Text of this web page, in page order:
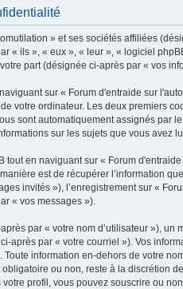
» et ses sociétés affiliées
« ils », « eux », « leur », « logiciel
part (désignée ci-après par « vos
sur « Forum d'entraide sur
votre ordinateur. Les deux premiers
sont automatiquement assignés par
sur les sujets que vous avez
en naviguant sur « Forum
est de récupérer l’information
invités »), l’enregistrement sur «
« vos messages »).
par « votre nom d’utilisateur »),
par « votre courriel »). Vos
information en-dehors de votre
ou non, reste à la discrétion
profil, vous pouvez souscrire ou